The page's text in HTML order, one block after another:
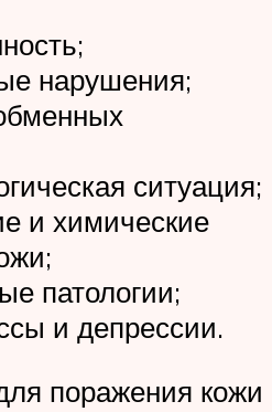
нарушения;
ситуация;
и химические
патологии;
и депрессии.
поражения кожи